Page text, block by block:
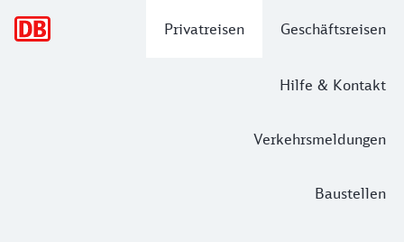
Privatreisen Geschäftsreisen
Hilfe & Kontakt
Verkehrsmeldungen
Baustellen